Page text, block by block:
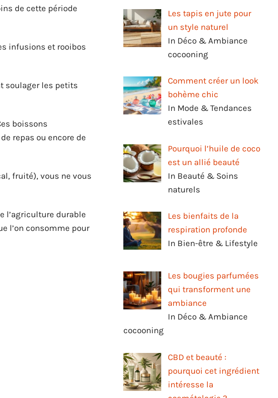
de cette période
infusions et rooibos
soulager les petits
boissons
repas ou encore de
fruité), vous ne vous
l’agriculture durable
l’on consomme pour
Les tapis en jute pour
un style naturel
In Déco & Ambiance
cocooning
Comment créer un look
bohème chic
In Mode & Tendances
estivales
Pourquoi l’huile de coco
est un allié beauté
In Beauté & Soins
naturels
Les bienfaits de la
respiration profonde
In Bien-être & Lifestyle
Les bougies parfumées
qui transforment une
ambiance
In Déco & Ambiance
cocooning
CBD et beauté :
pourquoi cet ingrédient
intéresse la